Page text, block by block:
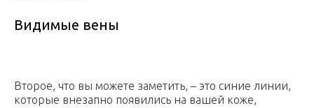
Видимые вены
Второе, что вы можете заметить, – это синие линии,
которые внезапно появились на вашей коже,